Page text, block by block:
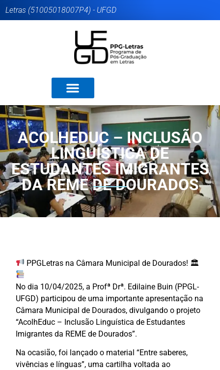
Letras (51005018007P4) - UFGD
ACOLHEDUC – INCLUSÃO
LINGUÍSTICA DE
ESTUDANTES IMIGRANTES
DA REME DE DOURADOS
PPGLetras na Câmara Municipal de Dourados! 🏛
No dia 10/04/2025, a Profª Drª. Edilaine Buin (PPGL-
UFGD) participou de uma importante apresentação na
Câmara Municipal de Dourados, divulgando o projeto
“AcolhEduc – Inclusão Linguística de Estudantes
Imigrantes da REME de Dourados”.
Na ocasião, foi lançado o material “Entre saberes,
vivências e línguas”, uma cartilha voltada ao